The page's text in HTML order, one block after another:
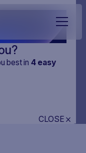
best in 4easy
CLOSE